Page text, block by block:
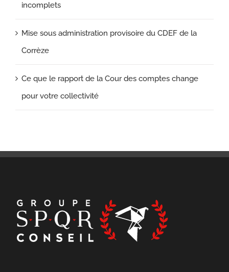
incomplets
Mise sous administration provisoire du CDEF de la
Corrèze
Ce que le rapport de la Cour des comptes change
pour votre collectivité